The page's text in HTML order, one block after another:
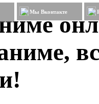
Мы Вконтакте